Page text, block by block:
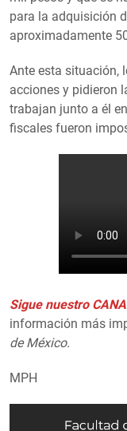
para la adquisición
aproximadamente
Ante esta situación,
acciones y pidieron
trabajan junto a él
fiscales fueron
Sigue nuestro
información más
de México.
MPH